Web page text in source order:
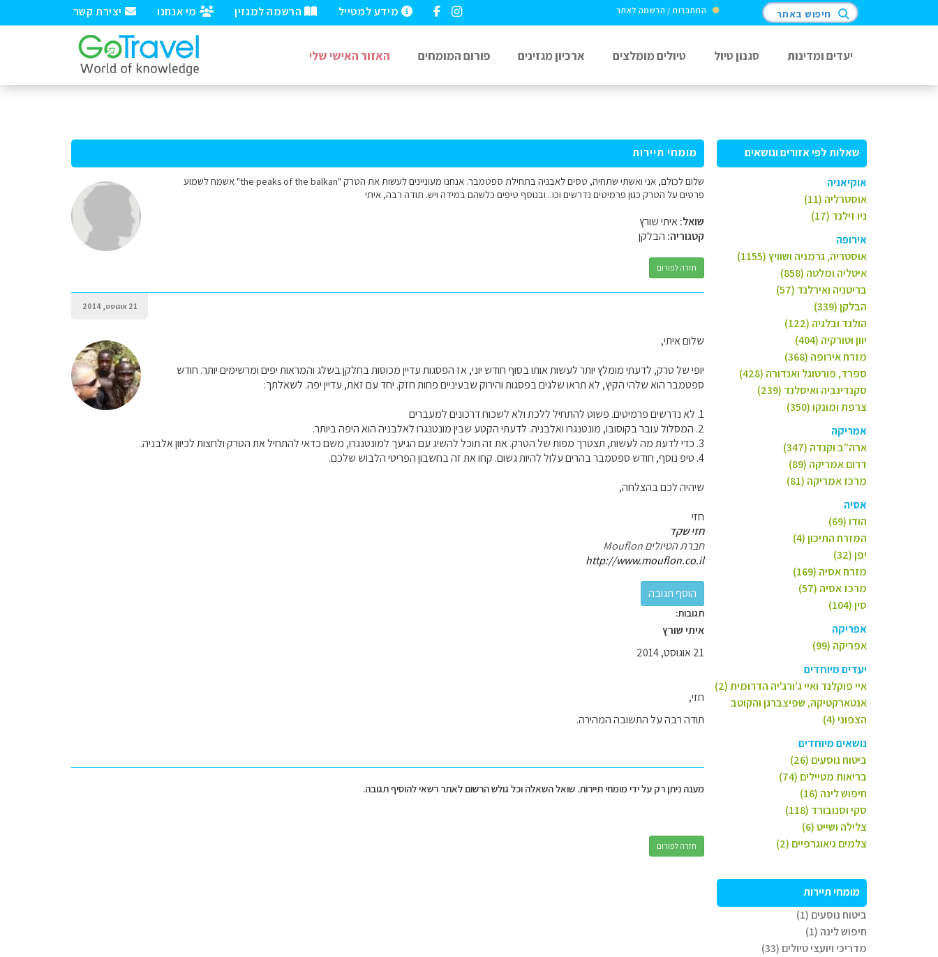
יצירת קשר מי אנחנו הרשמה למגזין מידע למטייל התחברות / הרשמה לאתר חיפוש באתר
יעדים ומדינות סגנון טיול טיולים מומלצים ארכיון מגזינים פורום המומחים האזור האישי שלי
שאלות לפי אזורים ונושאים
אוקיאניה
אוסטרליה (11)
ניו זילנד (17)
אירופה
אוסטריה, גרמניה ושוויץ (1155)
איטליה ומלטה (858)
בריטניה ואירלנד (57)
הבלקן (339)
הולנד ובלגיה (122)
יוון וטורקיה (404)
מזרח אירופה (368)
ספרד, פורטוגל ואנדורה (428)
סקנדינביה ואיסלנד (239)
צרפת ומונקו (350)
אמריקה
ארה"ב וקנדה (347)
דרום אמריקה (89)
מרכז אמריקה (81)
אסיה
הודו (69)
המזרח התיכון (4)
יפן (32)
מזרח אסיה (169)
מרכז אסיה (57)
סין (104)
אפריקה
אפריקה (99)
יעדים מיוחדים
איי פוקלנד ואיי ג'ורג'יה הדרומית (2)
אנטארקטיקה, שפיצברגן והקוטב
הצפוני (4)
נושאים מיוחדים
ביטוח נוסעים (26)
בריאות מטיילים (74)
חיפוש לינה (16)
סקי וסנובורד (118)
צלילה ושייט (6)
צלמים גיאוגרפיים (2)
מומחי תיירות
ביטוח נוסעים (1)
חיפוש לינה (1)
מדריכי ויועצי טיולים (33)
מומחי תיירות
שלום לכולם, אני ואשתי שתחיה, טסים לאבניה בתחילת ספטמבר. אנחנו מעוניינים לעשות את הטרק "the peaks of the balkan" אשמח לשמוע
פרטים על הטרק כגון פרמיטים נדרשים וכו.. ובנוסף טיפים כלשהם במידה ויש. תודה רבה, איתי
שואל:איתי שורץ
קטגוריה: הבלקן
חזרה לפורום
21 אוגוסט, 2014
שלום איתי,
יופי של טרק, לדעתי מומלץ יותר לעשות אותו בסוף חודש יוני, אז הפסגות עדיין מכוסות בחלקן בשלג והמראות יפים ומרשימים יותר. חודש
ספטמבר הוא שלהי הקיץ, לא תראו שלגים בפסגות והירוק שבעיניים פחות חזק. יחד עם זאת, עדיין יפה. לשאלתך:
1. לא נדרשים פרמיטים. פשוט להתחיל ללכת ולא לשכוח דרכונים למעברים
2. המסלול עובר בקוסובו, מונטנגרו ואלבניה. לדעתי הקטע שבין מונטנגרו לאלבניה הוא היפה ביותר.
3. כדי לדעת מה לעשות, תצטרך מפות של הטרק. את זה תוכל להשיג עם הגיעך למונטנגרו, משם כדאי להתחיל את הטרק ולחצות לכיוון אלבניה.
4. טיפ נוסף, חודש ספטמבר בהרים עלול להיות גשום. קחו את זה בחשבון הפריטי הלבוש שלכם.
שיהיה לכם בהצלחה,
חזי
חזי שקד
חברת הטיולים Mouflon
http://www.mouflon.co.il
תגובות:
איתי שורץ
21 אוגוסט, 2014
חזי,
תודה רבה על התשובה המהירה.
מענה ניתן רק על ידי מומחי תיירות. שואל השאלה וכל גולש הרשום לאתר רשאי להוסיף תגובה.
חזרה לפורום